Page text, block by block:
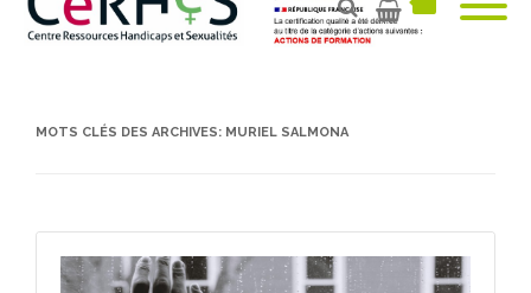
MOTS CLÉS DES ARCHIVES: MURIEL SALMONA